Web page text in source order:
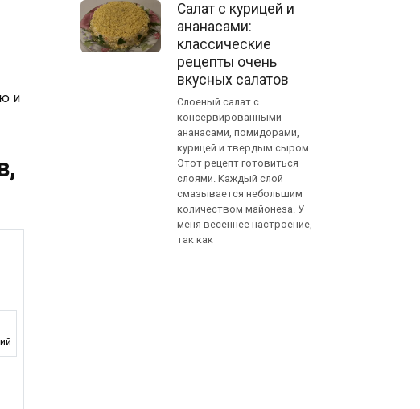
и
Салат с курицей и
ананасами:
классические
рецепты очень
вкусных салатов
Слоеный салат с
консервированными
ананасами, помидорами,
курицей и твердым сыром
Этот рецепт готовиться
слоями. Каждый слой
смазывается небольшим
количеством майонеза. У
меня весеннее настроение,
так как